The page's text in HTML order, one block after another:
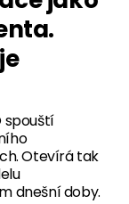
spouští
Otevírá tak
dnešní doby.